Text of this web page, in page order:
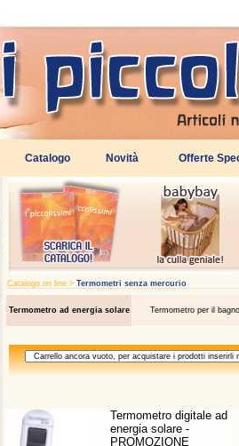
Catalogo on line > Termometri senza mercurio
Termometro ad energia solare Termometro per il bagno
Termometro digitale ad
energia solare -
PROMOZIONE